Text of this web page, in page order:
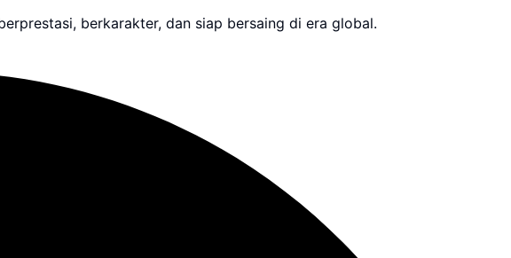
berkarakter, dan siap bersaing di era global.